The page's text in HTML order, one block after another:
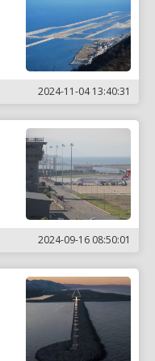
2024-11-04 13:40:31
2024-09-16 08:50:01